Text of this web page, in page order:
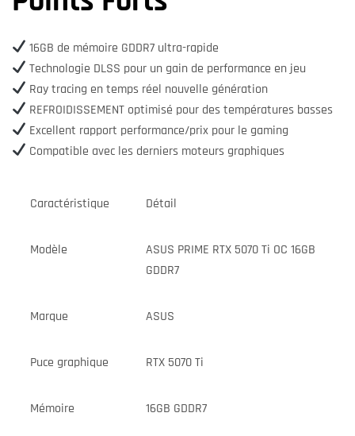
16GB de mémoire GDDR7 ultra-rapide
Technologie DLSS pour un gain de performance en jeu
Ray tracing en temps réel nouvelle génération
REFROIDISSEMENT optimisé pour des températures basses
Excellent rapport performance/prix pour le gaming
Compatible avec les derniers moteurs graphiques
Caractéristique Détail
Modèle
ASUS PRIME RTX 5070 Ti OC 16GB
GDDR7
Marque ASUS
Puce graphique RTX 5070 Ti
Mémoire 16GB GDDR7